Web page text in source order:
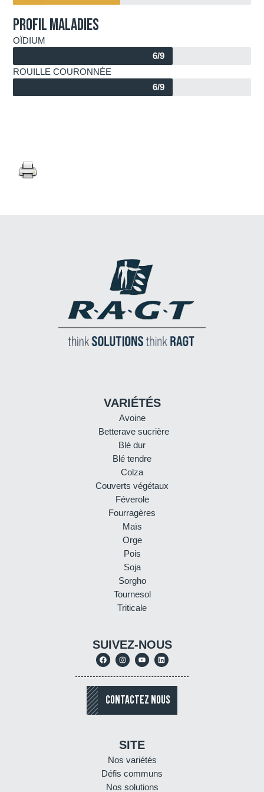
Profil maladies
OÏDIUM​
6/9
ROUILLE COURONNÉE
6/9
VARIÉTÉS
Avoine
Betterave sucrière
Blé dur
Blé tendre
Colza
Couverts végétaux
Féverole
Fourragères
Maïs
Orge
Pois
Soja
Sorgho
Tournesol
Triticale
SUIVEZ-NOUS
CONTACTEZ NOUS
SITE
Nos variétés
Défis communs
Nos solutions